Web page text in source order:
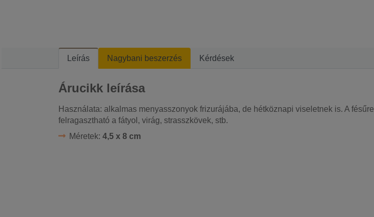
Leírás Nagybani beszerzés Kérdések
Árucikk leírása
Használata: alkalmas menyasszonyok frizurájába, de hétköznapi viseletnek is. A fésűre
felragasztható a fátyol, virág, strasszkövek, stb.
Méretek: 4,5 x 8 cm